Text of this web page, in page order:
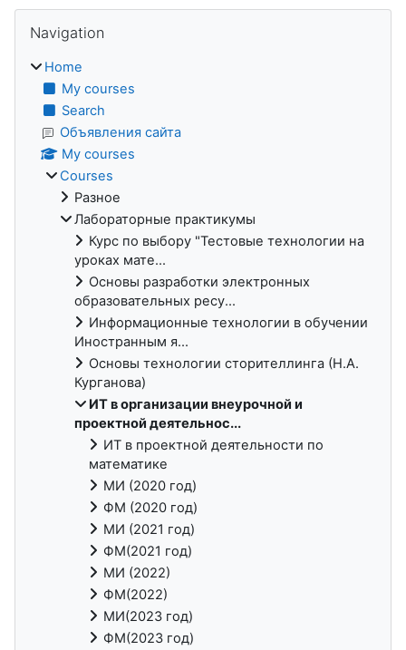
Blocks
Navigation
Home
My courses
Search
Объявления сайта
My courses
Courses
Разное
Лабораторные практикумы
Курс по выбору "Тестовые технологии на
уроках мате...
Основы разработки электронных
образовательных ресу...
Информационные технологии в обучении
Иностранным я...
Основы технологии сторителлинга (Н.А.
Курганова)
ИТ в организации внеурочной и
проектной деятельнос...
ИТ в проектной деятельности по
математике
МИ (2020 год)
ФМ (2020 год)
МИ (2021 год)
ФМ(2021 год)
МИ (2022)
ФМ(2022)
МИ(2023 год)
ФМ(2023 год)